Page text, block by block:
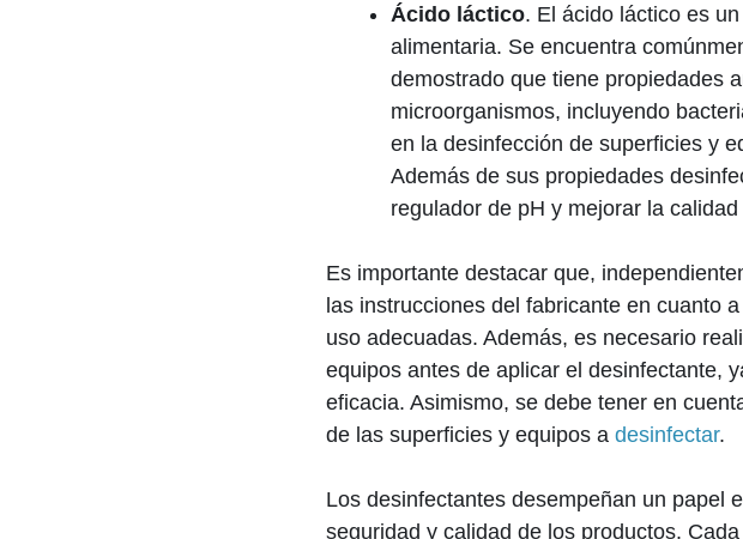
Ácido láctico. El ácido láctico es
alimentaria. Se encuentra
demostrado que tiene propiedades
microorganismos, incluyendo
en la desinfección de superficies y
Además de sus propiedades
regulador de pH y mejorar la
Es importante destacar que,
las instrucciones del fabricante en cuanto
uso adecuadas. Además, es necesario
equipos antes de aplicar el desinfectante,
eficacia. Asimismo, se debe tener en
de las superficies y equipos a desinfectar.
Los desinfectantes desempeñan un papel
seguridad y calidad de los productos.